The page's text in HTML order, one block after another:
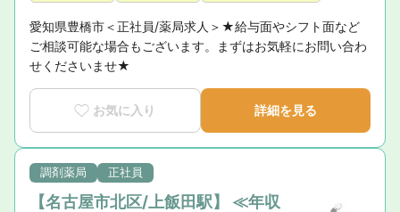
愛知県豊橋市＜正社員/薬局求人＞★給与面やシフト面など
ご相談可能な場合もございます。まずはお気軽にお問い合わ
せくださいませ★
お気に入り 詳細を見る
調剤薬局 正社員
【名古屋市北区/上飯田駅】 ≪年収